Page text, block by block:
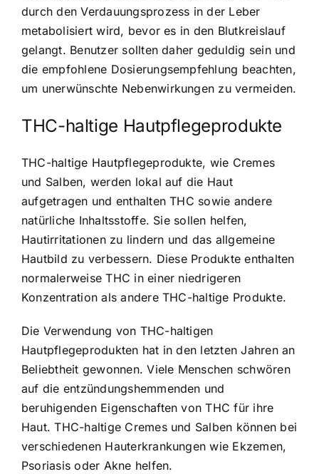
durch den Verdauungsprozess in der Leber
metabolisiert wird, bevor es in den Blutkreislauf
gelangt. Benutzer sollten daher geduldig sein und
die empfohlene Dosierungsempfehlung beachten,
um unerwünschte Nebenwirkungen zu vermeiden.
THC-haltige Hautpflegeprodukte
THC-haltige Hautpflegeprodukte, wie Cremes
und Salben, werden lokal auf die Haut
aufgetragen und enthalten THC sowie andere
natürliche Inhaltsstoffe. Sie sollen helfen,
Hautirritationen zu lindern und das allgemeine
Hautbild zu verbessern. Diese Produkte enthalten
normalerweise THC in einer niedrigeren
Konzentration als andere THC-haltige Produkte.
Die Verwendung von THC-haltigen
Hautpflegeprodukten hat in den letzten Jahren an
Beliebtheit gewonnen. Viele Menschen schwören
auf die entzündungshemmenden und
beruhigenden Eigenschaften von THC für ihre
Haut. THC-haltige Cremes und Salben können bei
verschiedenen Hauterkrankungen wie Ekzemen,
Psoriasis oder Akne helfen.